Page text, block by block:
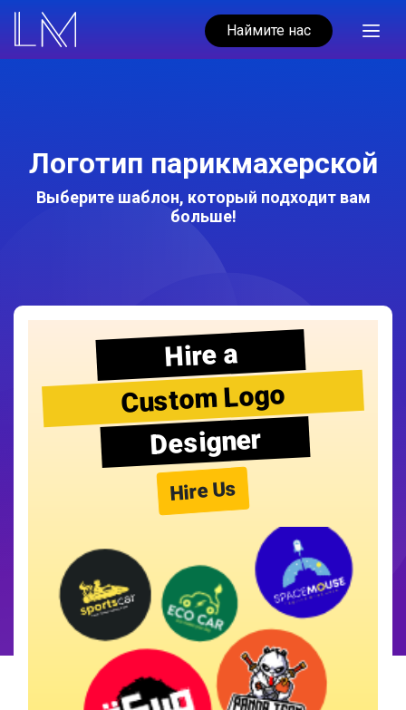
Наймите нас
Логотип парикмахерской
Выберите шаблон, который подходит вам
больше!
Hire a
Custom Logo
Designer
Hire Us